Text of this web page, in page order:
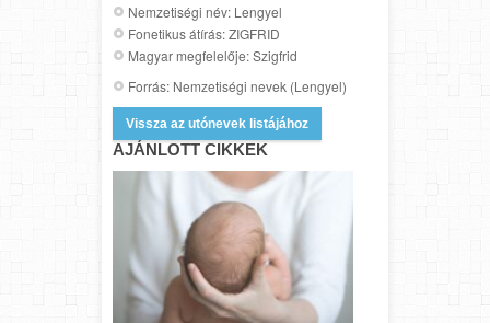
Nemzetiségi név: Lengyel
Fonetikus átírás: ZIGFRID
Magyar megfelelője: Szigfrid
Forrás: Nemzetiségi nevek (Lengyel)
Vissza az utónevek listájához
AJÁNLOTT CIKKEK